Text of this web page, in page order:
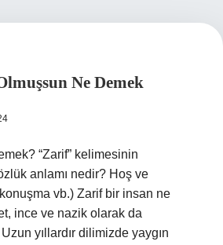
Ne Demek
“Zarif” kelimesinin
anlamı nedir? Hoş ve
vb.) Zarif bir insan ne
ince ve nazik olarak da
yıllardır dilimizde yaygın